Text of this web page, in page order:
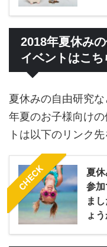
2018年夏休み
イベントはこち
夏休みの自由研究
年夏のお子様向け
トは以下のリンク
CHECK
夏
参
ま
ょ